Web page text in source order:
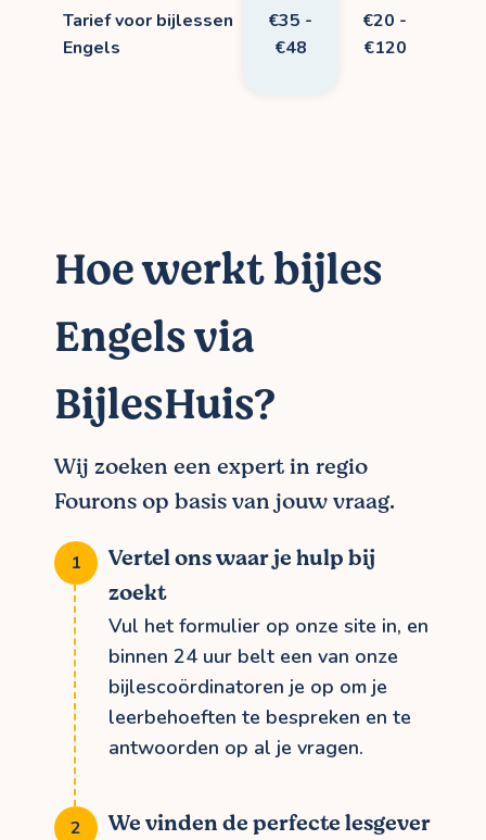
Tarief voor bijlessen
Engels
€35 -
€48
€20 -
€120
Hoe werkt bijles
Engels via
BijlesHuis?
Wij zoeken een expert in regio
Fourons op basis van jouw vraag.
Vertel ons waar je hulp bij
zoekt
Vul het formulier op onze site in, en
binnen 24 uur belt een van onze
bijlescoördinatoren je op om je
leerbehoeften te bespreken en te
antwoorden op al je vragen.
We vinden de perfecte lesgever